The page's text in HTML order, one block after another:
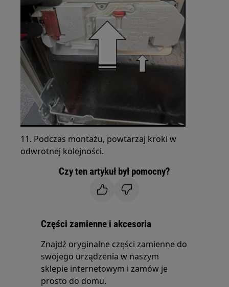
11. Podczas montażu, powtarzaj kroki w
odwrotnej kolejności.
Czy ten artykuł był pomocny?
Części zamienne i akcesoria
Znajdź oryginalne części zamienne do
swojego urządzenia w naszym
sklepie internetowym i zamów je
prosto do domu.